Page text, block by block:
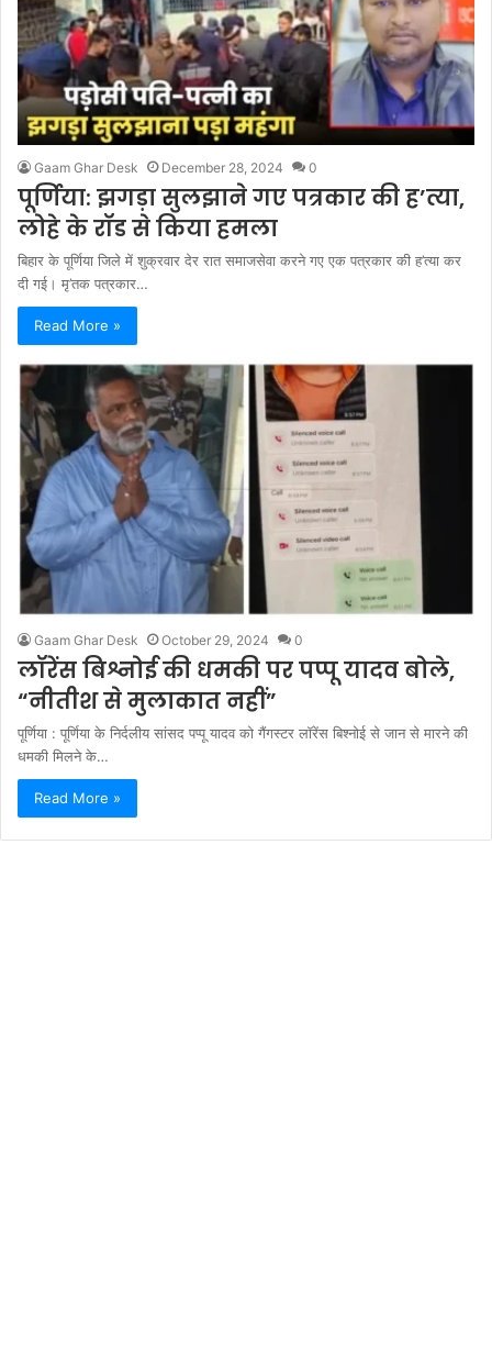
Gaam Ghar Desk December 28, 2024 0
पूर्णिया: झगड़ा सुलझाने गए पत्रकार की ह’त्या,
लोहे के रॉड से किया हमला
बिहार के पूर्णिया जिले में शुक्रवार देर रात समाजसेवा करने गए एक पत्रकार की ह’त्या कर
दी गई। मृ’तक पत्रकार…
Read More »
Gaam Ghar Desk October 29, 2024 0
लॉरेंस बिश्नोई की धमकी पर पप्पू यादव बोले,
“नीतीश से मुलाकात नहीं”
पूर्णिया : पूर्णिया के निर्दलीय सांसद पप्पू यादव को गैंगस्टर लॉरेंस बिश्नोई से जान से मारने की
धमकी मिलने के…
Read More »